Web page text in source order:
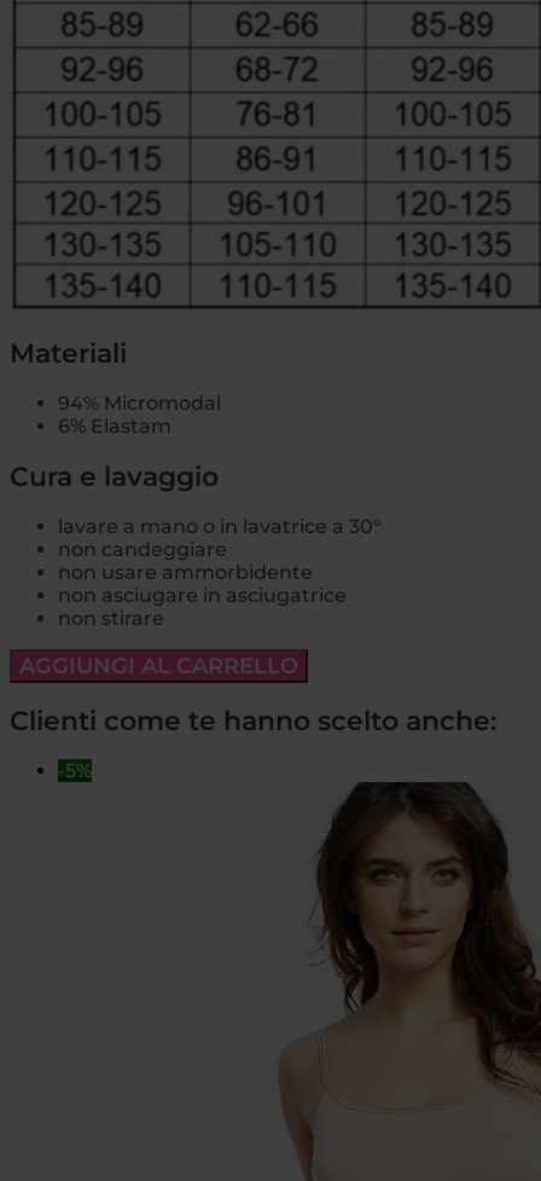
Materiali
94% Micromodal
6% Elastam
Cura e lavaggio
lavare a mano o in lavatrice a 30°
non candeggiare
non usare ammorbidente
non asciugare in asciugatrice
non stirare
AGGIUNGI AL CARRELLO
Clienti come te hanno scelto anche:
-5%